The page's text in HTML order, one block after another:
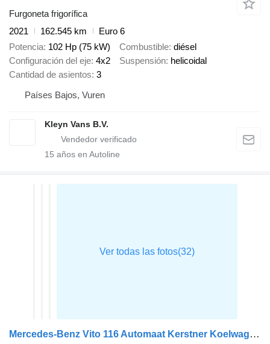
Furgoneta frigorífica
2021
162.545 km
Euro 6
Potencia 102 Hp (75 kW) Combustible diésel
Configuración del eje 4x2 Suspensión helicoidal
Cantidad de asientos 3
Países Bajos, Vuren
Kleyn Vans B.V.
15 años en Autoline
Mercedes-Benz Vito 116 Automaat Kerstner Koelwagen L2H1 Airco Cruise Camera Eu